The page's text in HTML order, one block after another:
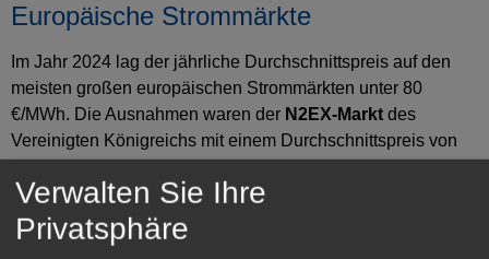
Europäische Strommärkte
Im Jahr 2024 lag der jährliche Durchschnittspreis auf den
meisten großen europäischen Strommärkten unter 80
€/MWh. Die Ausnahmen waren der N2EX-Markt des
Vereinigten Königreichs mit einem Durchschnittspreis von
€/MWh. Der Nord Pool-Marktder nordischen Länder wies
mit 36,06 €/MWh den niedrigsten Jahresdurchschnittspreis
auf. Auf den anderen europäischen Strommärkten, die von
Verwalten Sie Ihre
Privatsphäre